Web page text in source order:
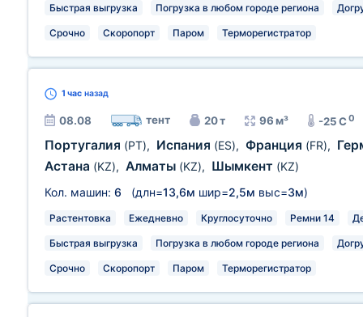
Быстрая выгрузка Погрузка в любом городе региона
Срочно Скоропорт Паром Терморегистратор
1 час назад
08.08 тент 20 т 96 м³ -25 C0
Португалия (PT), Испания (ES), Франция (FR),
Астана (KZ), Алматы (KZ), Шымкент (KZ)
Кол. машин: 6 (длн=13,6м шир=2,5м выс=3м)
Растентовка Ежедневно Круглосуточно Ремни 14
Быстрая выгрузка Погрузка в любом городе региона
Срочно Скоропорт Паром Терморегистратор